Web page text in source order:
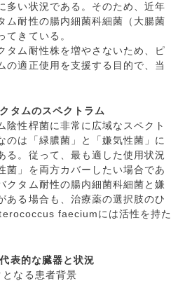
多い状況である。そのため、近年
ム耐性の腸内細菌科細菌（大腸菌
てきている。
ム耐性株を増やさないため、ピ
の適正使用を支援する目的で、当
タムのスペクトラム
性桿菌に非常に広域なスペクト
のは「緑膿菌」と「嫌気性菌」に
る。従って、最も適した使用状況
菌」を両方カバーしたい場合であ
クタム耐性の腸内細菌科細菌と嫌
ある場合も、治療薬の選択肢のひ
faeciumには活性を持た
表的な臓器と状況
となる患者背景